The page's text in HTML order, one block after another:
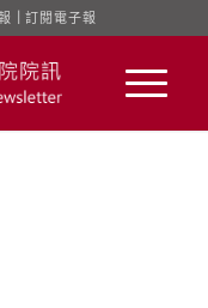
訂閱電子報